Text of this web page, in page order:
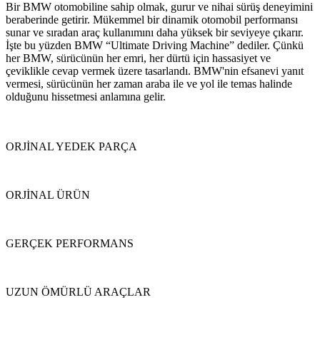
Bir BMW otomobiline sahip olmak, gurur ve nihai sürüş deneyimini
beraberinde getirir. Mükemmel bir dinamik otomobil performansı
sunar ve sıradan araç kullanımını daha yüksek bir seviyeye çıkarır.
İşte bu yüzden BMW “Ultimate Driving Machine” dediler. Çünkü
her BMW, sürücünün her emri, her dürtü için hassasiyet ve
çeviklikle cevap vermek üzere tasarlandı. BMW'nin efsanevi yanıt
vermesi, sürücünün her zaman araba ile ve yol ile temas halinde
olduğunu hissetmesi anlamına gelir.
ORJİNAL YEDEK PARÇA
ORJİNAL ÜRÜN
GERÇEK PERFORMANS
UZUN ÖMÜRLÜ ARAÇLAR